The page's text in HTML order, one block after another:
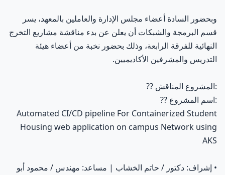
وبحضور السادة أعضاء مجلس الإدارة والعاملين بالمعهد، يسر
قسم البرمجة والشبكات أن يعلن عن بدء مناقشة مشاريع التخرج
النهائية للفرقة الرابعة، وذلك بحضور نخبة من أعضاء هيئة
التدريس والمشرفين الأكاديميين.
??
المشروع المناقش:
??
اسم المشروع:
Automated CI/CD pipeline For Containerized Student
Housing web application on campus Network using
AKS
• إشراف: دكتور / حاتم الخشاب | مساعد: مهندس / محمود أبو